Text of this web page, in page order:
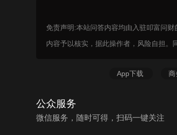
免责声明:本站问答内容均由入驻叩富问
内容予以核实，据此操作者，风险自担。
App下载 商
公众服务
微信服务，随时可得，扫码一键关注